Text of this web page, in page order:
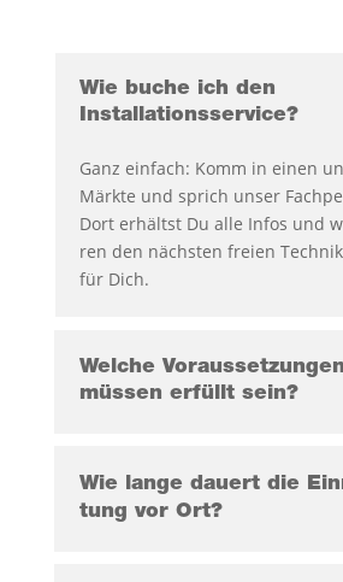
Wie buche ich den
Installationsservice?
Ganz ein­fach: Komm in einen
Märk­te und sprich unser
Dort erhältst Du alle Infos und
ren den nächs­ten frei­en
für Dich.
Wel­che Vor­aus­set­zun­gen
müs­sen erfüllt sein?
Wie lan­ge dau­ert die
tung vor Ort?